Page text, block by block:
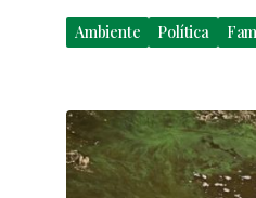
Ambiente Política